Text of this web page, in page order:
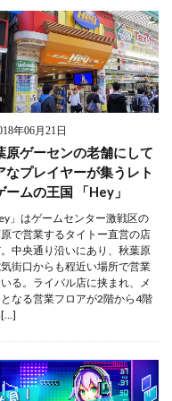
年06月21日
原ゲーセンの老舗にして
なプレイヤーが集うレト
ームの王国 「Hey」
」はゲームセンター激戦区の
で営業するタイトー直営の店
中央通り沿いにあり、秋葉原
街口からも程近い場所で営業
る。ライバル店に挟まれ、メ
なる営業フロアが2階から4階
[…]